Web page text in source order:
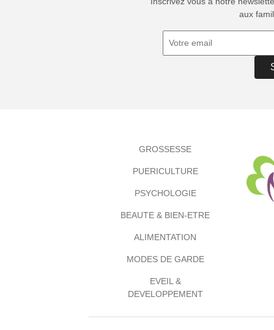
aux
GROSSESSE
PUERICULTURE
PSYCHOLOGIE
BEAUTE & BIEN-ETRE
ALIMENTATION
MODES DE GARDE
EVEIL &
DEVELOPPEMENT